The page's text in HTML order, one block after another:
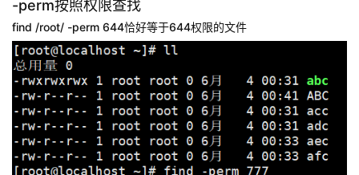
-perm按照权限查找
find /root/ -perm 644恰好等于644权限的文件